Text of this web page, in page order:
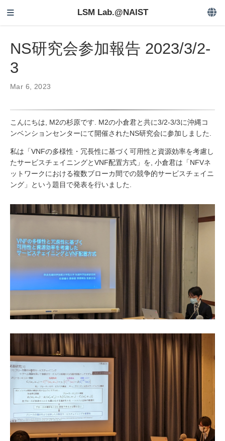
LSM Lab.@NAIST
NS研究会参加報告 2023/3/2-
3
Mar 6, 2023
こんにちは, M2の杉原です. M2の小倉君と共に3/2-3/3に沖縄コ
ンベンションセンターにて開催されたNS研究会に参加しました.
私は「VNFの多様性・冗長性に基づく可用性と資源効率を考慮し
たサービスチェイニングとVNF配置方式」を, 小倉君は「NFVネ
ットワークにおける複数ブローカ間での競争的サービスチェイニ
ング」という題目で発表を行いました.